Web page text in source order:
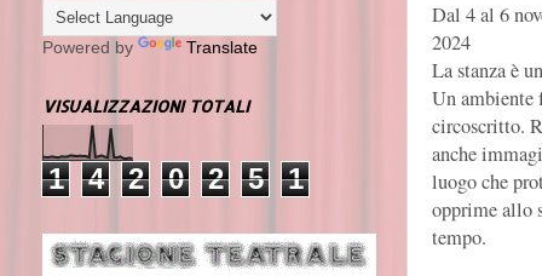
Dal 4 al 6
2024
La stanza è
Un ambiente
circoscritto.
anche
luogo che
opprime allo
tempo.
Powered by Translate
VISUALIZZAZIONI TOTALI
1 4 2 0 2 5 1